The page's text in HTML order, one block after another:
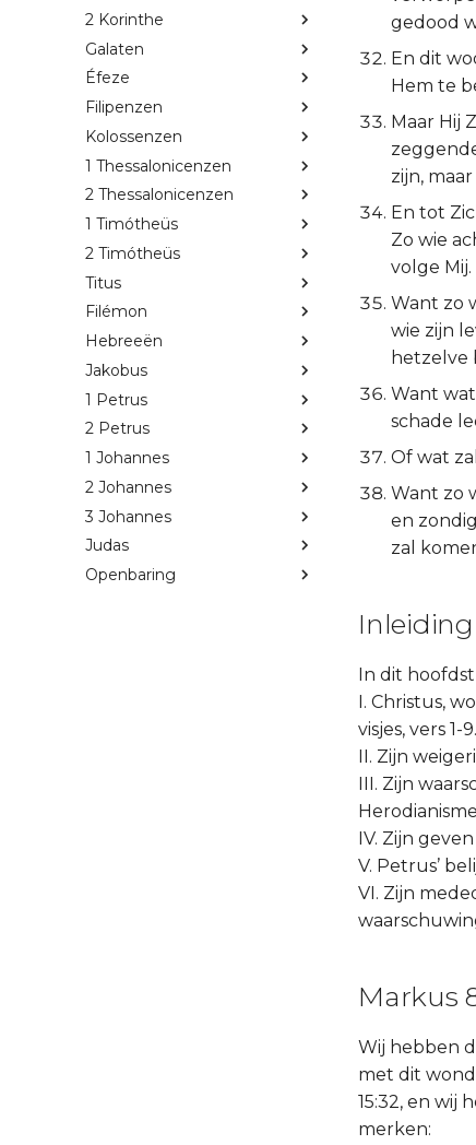
2 Korinthe
Galaten
Éfeze
Filipenzen
Kolossenzen
1 Thessalonicenzen
2 Thessalonicenzen
1 Timótheüs
2 Timótheüs
Titus
Filémon
Hebreeën
Jakobus
1 Petrus
2 Petrus
1 Johannes
2 Johannes
3 Johannes
Judas
Openbaring
gedood
En dit
Hem te
Maar Hij
zijn,
En tot
Zo wie
volge Mij.
Want zo
wie zijn
hetzelve
Want
schade
Of wat
Want zo
en
zal
Inleiding
In dit
I. Christus,
visjes, vers 1-9.
II. Zijn
III. Zijn
IV. Zijn
V. Petrus’
VI. Zijn
Markus
Wij hebben
met dit
15:32, en wij
merken: